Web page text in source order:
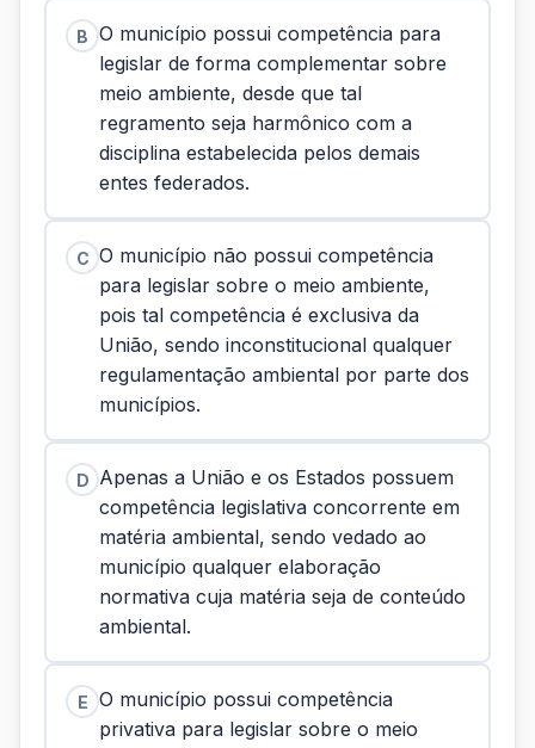
B O município possui competência para
legislar de forma complementar sobre
meio ambiente, desde que tal
regramento seja harmônico com a
disciplina estabelecida pelos demais
entes federados.
C O município não possui competência
para legislar sobre o meio ambiente,
pois tal competência é exclusiva da
União, sendo inconstitucional qualquer
regulamentação ambiental por parte dos
municípios.
D Apenas a União e os Estados possuem
competência legislativa concorrente em
matéria ambiental, sendo vedado ao
município qualquer elaboração
normativa cuja matéria seja de conteúdo
ambiental.
E O município possui competência
privativa para legislar sobre o meio